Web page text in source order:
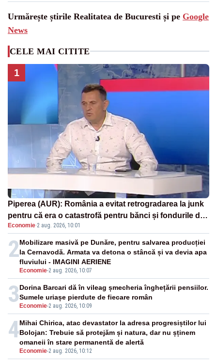
Urmărește știrile Realitatea de Bucuresti și pe Google
News
CELE MAI CITITE
1
Piperea (AUR): România a evitat retrogradarea la junk
pentru că era o catastrofă pentru bănci și fondurile de
pensii
Economie·2 aug. 2026, 10:01
2
Economie-2 aug. 2026, 10:07
Mobilizare masivă pe Dunăre, pentru salvarea producției
la Cernavodă. Armata va detona o stâncă și va devia apa
fluviului - IMAGINI AERIENE
3 Economie-2 aug. 2026, 10:09
Dorina Barcari dă în vileag șmecheria înghețării pensiilor.
Sumele uriașe pierdute de fiecare român
4
Economie-2 aug. 2026, 10:12
Mihai Chirica, atac devastator la adresa progresiștilor lui
Bolojan: Trebuie să protejăm și natura, dar nu șținem
omaneii în stare permanentă de alertă